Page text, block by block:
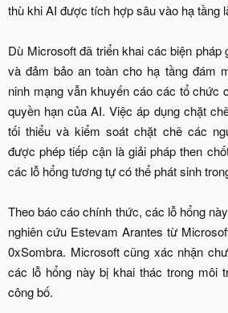
thù khi AI được tích hợp sâu vào hạ tầng
Dù Microsoft đã triển khai các biện
và đảm bảo an toàn cho hạ tầng đám
ninh mạng vẫn khuyến cáo các tổ chức
quyền hạn của AI. Việc áp dụng chặt
tối thiểu và kiểm soát chặt chẽ các
được phép tiếp cận là giải pháp then
các lỗ hổng tương tự có thể phát sinh
Theo báo cáo chính thức, các lỗ hổng
nghiên cứu Estevam Arantes từ
0xSombra. Microsoft cũng xác nhận
các lỗ hổng này bị khai thác trong môi
công bố.